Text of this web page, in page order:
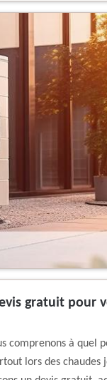
gratuit pour
comprenons à quel
lors des chaudes